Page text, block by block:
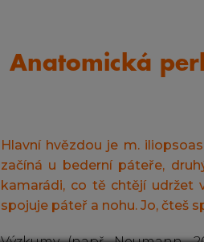
Anatomická
Hlavní hvězdou je m.
začíná u bederní páteře,
kamarádi, co tě chtějí udržet
spojuje páteř a nohu. Jo, čteš